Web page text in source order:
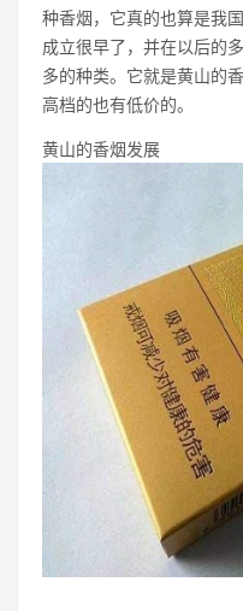
种香烟，它真的也算是我
成立很早了，并在以后的
多的种类。它就是黄山的
高档的也有低价的。
黄山的香烟发展